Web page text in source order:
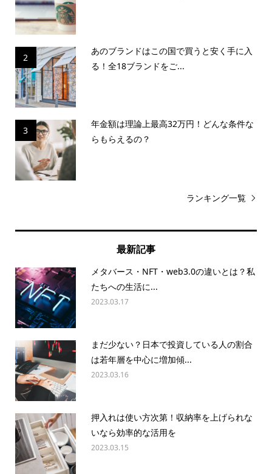
2
あのブランドはこの国で買うと安く手に入
る！全18ブランドをご...
3
年金額は理論上最高32万円！どんな条件な
らもらえるの？
ランキング一覧
最新記事
メタバース・NFT・web3.0の違いとは？私
たちへの生活に...
2023.03.17
まだ少ない？日本で投資している人の割合
は若年層を中心に増加傾...
2023.03.16
押入れは使い方次第！収納率を上げられな
いなら効率的な活用を
2023.03.15